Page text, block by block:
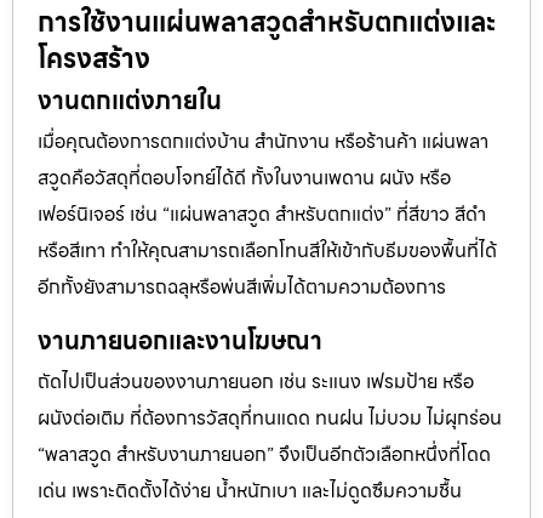
การใช้งานแผ่นพลาสวูดสำหรับตกแต่งและ
โครงสร้าง
งานตกแต่งภายใน
เมื่อคุณต้องการตกแต่งบ้าน สำนักงาน หรือร้านค้า แผ่นพลา
สวูดคือวัสดุที่ตอบโจทย์ได้ดี ทั้งในงานเพดาน ผนัง หรือ
เฟอร์นิเจอร์ เช่น “แผ่นพลาสวูด สำหรับตกแต่ง” ที่สีขาว สีดำ
หรือสีเทา ทำให้คุณสามารถเลือกโทนสีให้เข้ากับธีมของพื้นที่ได้
อีกทั้งยังสามารถฉลุหรือพ่นสีเพิ่มได้ตามความต้องการ
งานภายนอกและงานโฆษณา
ถัดไปเป็นส่วนของงานภายนอก เช่น ระแนง เฟรมป้าย หรือ
ผนังต่อเติม ที่ต้องการวัสดุที่ทนแดด ทนฝน ไม่บวม ไม่ผุกร่อน
“พลาสวูด สำหรับงานภายนอก” จึงเป็นอีกตัวเลือกหนึ่งที่โดด
เด่น เพราะติดตั้งได้ง่าย น้ำหนักเบา และไม่ดูดซึมความชื้น